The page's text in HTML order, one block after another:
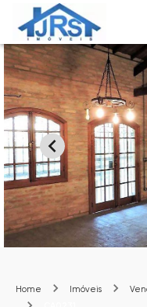
Home Imóveis